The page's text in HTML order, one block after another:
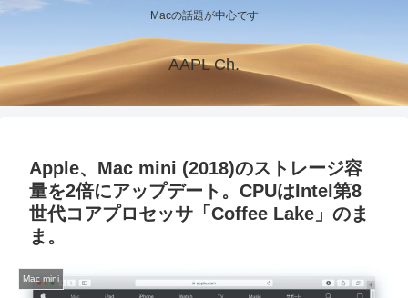
Macの話題が中心です
AAPL Ch.
Apple、Mac mini (2018)のストレージ容
量を2倍にアップデート。CPUはIntel第8
世代コアプロセッサ「Coffee Lake」のま
ま。
Mac mini